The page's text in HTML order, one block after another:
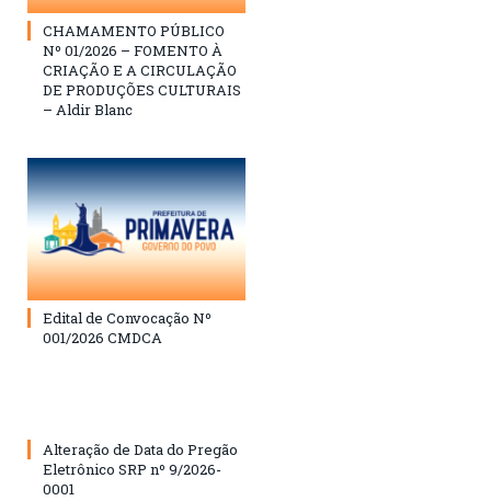
CHAMAMENTO PÚBLICO
Nº 01/2026 – FOMENTO À
CRIAÇÃO E A CIRCULAÇÃO
DE PRODUÇÕES CULTURAIS
– Aldir Blanc
Edital de Convocação Nº
001/2026 CMDCA
Alteração de Data do Pregão
Eletrônico SRP nº 9/2026-
0001